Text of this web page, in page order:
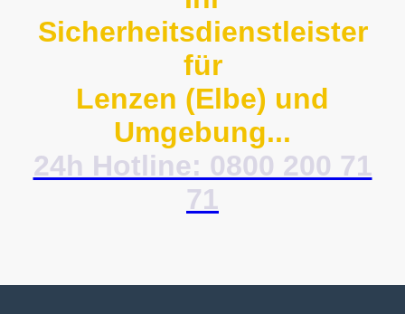
Sicherheitsdienstleister
für
Lenzen (Elbe) und
Umgebung...
24h Hotline: 0800 200 71
71